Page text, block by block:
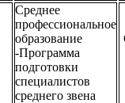
Среднее
профессиональное
образование
-Программа
подготовки
специалистов
среднего звена